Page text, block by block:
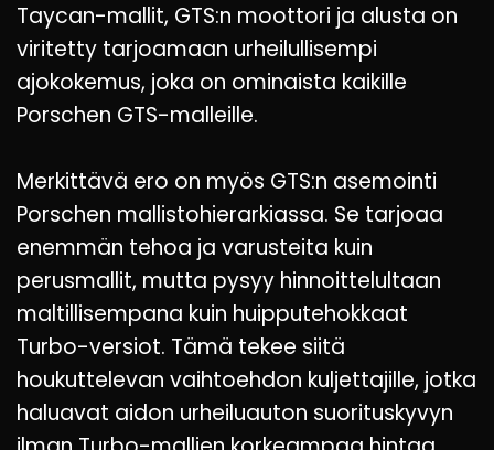
Taycan-mallit, GTS:n moottori ja alusta on
viritetty tarjoamaan urheilullisempi
ajokokemus, joka on ominaista kaikille
Porschen GTS-malleille.
Merkittävä ero on myös GTS:n asemointi
Porschen mallistohierarkiassa. Se tarjoaa
enemmän tehoa ja varusteita kuin
perusmallit, mutta pysyy hinnoittelultaan
maltillisempana kuin huipputehokkaat
Turbo-versiot. Tämä tekee siitä
houkuttelevan vaihtoehdon kuljettajille, jotka
haluavat aidon urheiluauton suorituskyvyn